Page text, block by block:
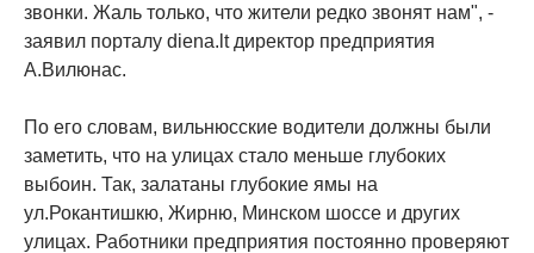
звонки. Жаль только, что жители редко звонят нам", -
заявил порталу diena.lt директор предприятия
А.Вилюнас.
По его словам, вильнюсские водители должны были
заметить, что на улицах стало меньше глубоких
выбоин. Так, залатаны глубокие ямы на
ул.Рокантишкю, Жирню, Минском шоссе и других
улицах. Работники предприятия постоянно проверяют